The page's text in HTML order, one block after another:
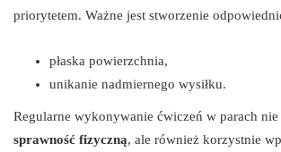
priorytetem. Ważne jest stworzenie
płaska powierzchnia,
unikanie nadmiernego wysiłku.
Regularne wykonywanie ćwiczeń w parach
sprawność fizyczną, ale również korzystnie